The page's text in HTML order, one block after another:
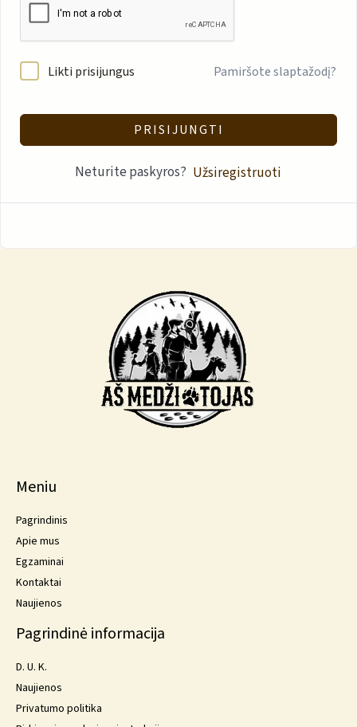
Likti prisijungus Pamiršote slaptažodį?
PRISIJUNGTI
Neturite paskyros? Užsiregistruoti
Meniu
Pagrindinis
Apie mus
Egzaminai
Kontaktai
Naujienos
Pagrindinė informacija
D. U. K.
Naujienos
Privatumo politika